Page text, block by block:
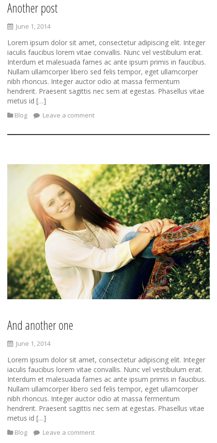
Another post
June 1, 2014
Lorem ipsum dolor sit amet, consectetur adipiscing elit. Integer
iaculis faucibus lorem vitae convallis. Nunc vel vestibulum erat.
Interdum et malesuada fames ac ante ipsum primis in faucibus.
Nullam ullamcorper libero sed felis tempor, eget ullamcorper
nibh rhoncus. Integer auctor odio at massa fermentum
hendrerit. Praesent sagittis nec sem at egestas. Phasellus vitae
metus id […]
Blog Leave a comment
And another one
June 1, 2014
Lorem ipsum dolor sit amet, consectetur adipiscing elit. Integer
iaculis faucibus lorem vitae convallis. Nunc vel vestibulum erat.
Interdum et malesuada fames ac ante ipsum primis in faucibus.
Nullam ullamcorper libero sed felis tempor, eget ullamcorper
nibh rhoncus. Integer auctor odio at massa fermentum
hendrerit. Praesent sagittis nec sem at egestas. Phasellus vitae
metus id […]
Blog Leave a comment